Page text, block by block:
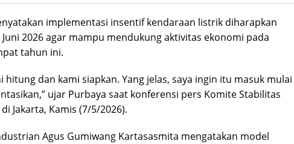
implementasi insentif kendaraan listrik diharapkan
2026 agar mampu mendukung aktivitas ekonomi pada
tahun ini.
hitung dan kami siapkan. Yang jelas, saya ingin itu masuk mulai
ujar Purbaya saat konferensi pers Komite Stabilitas
Jakarta, Kamis (7/5/2026).
Agus Gumiwang Kartasasmita mengatakan model